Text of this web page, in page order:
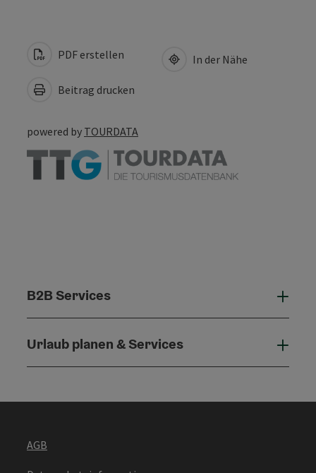
PDF erstellen
Beitrag drucken
In der Nähe
powered by TOURDATA
B2B Services
Urlaub planen & Services
AGB